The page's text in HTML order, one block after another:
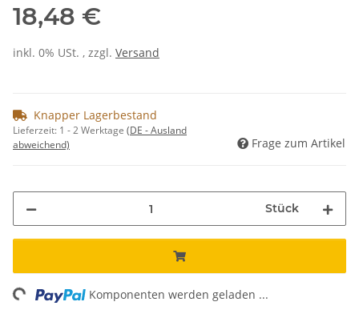
18,48 €
inkl. 0% USt. , zzgl. Versand
Knapper Lagerbestand
Lieferzeit: 1 - 2 Werktage (DE - Ausland
abweichend)
Frage zum Artikel
Stück
Komponenten werden geladen ...